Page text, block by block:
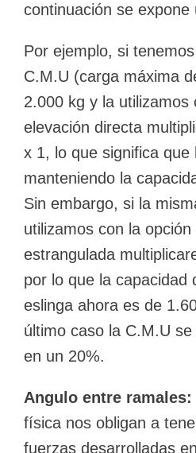
continuación se expone
Por ejemplo, si
C.M.U (carga máxima
2.000 kg y la utilizamos
elevación directa
x 1, lo que significa que
manteniendo la
Sin embargo, si la
utilizamos con la opción
estrangulada
por lo que la capacidad
eslinga ahora es de
último caso la C.M.U
en un 20%.
Angulo entre ramales:
física nos obligan a
fuerzas desarrolladas